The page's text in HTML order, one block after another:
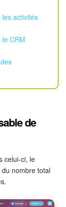
activités
CRM
de
celui-ci, le
nombre total